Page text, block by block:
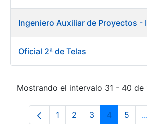
Oficial 2ª de Telas
Mostrando el intervalo 31 - 40 de
Página
1 Página
2 Página
3 Página
4 5 ...